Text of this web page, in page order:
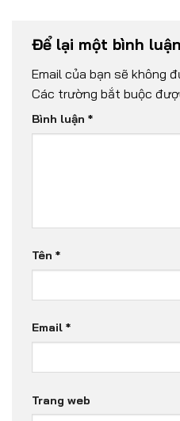
Để lại một bình luận
Email của bạn sẽ không
Các trường bắt buộc
Bình luận *
Tên *
Email *
Trang web